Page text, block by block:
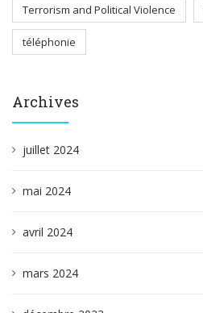
Terrorism and Political Violence
téléphonie
Archives
juillet 2024
mai 2024
avril 2024
mars 2024